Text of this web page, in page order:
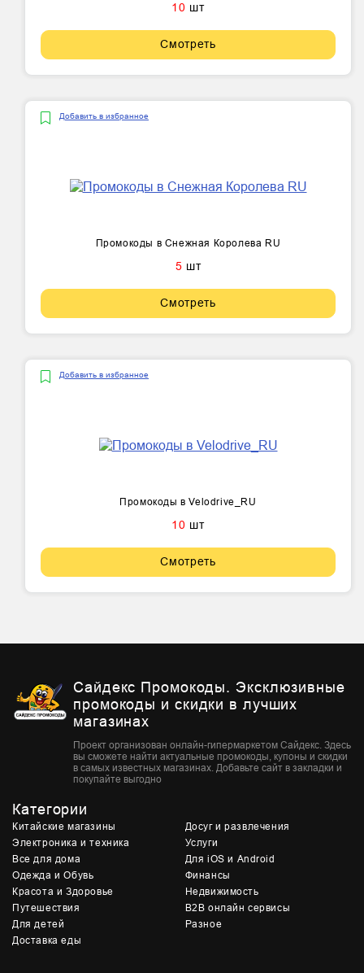
10 шт
Смотреть
Добавить в избранное
Промокоды в Снежная Королева RU
5 шт
Смотреть
Добавить в избранное
Промокоды в Velodrive_RU
10 шт
Смотреть
Сайдекс Промокоды. Эксклюзивные
промокоды и скидки в лучших
магазинах
Проект организован онлайн-гипермаркетом Сайдекс. Здесь
вы сможете найти актуальные промокоды, купоны и скидки
в самых известных магазинах. Добавьте сайт в закладки и
покупайте выгодно
Категории
Китайские магазины
Электроника и техника
Все для дома
Одежда и Обувь
Красота и Здоровье
Путешествия
Для детей
Доставка еды
Досуг и развлечения
Услуги
Для iOS и Android
Финансы
Недвижимость
B2B онлайн сервисы
Разное